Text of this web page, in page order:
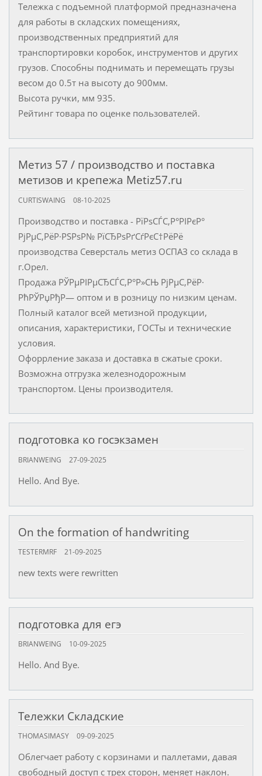
Тележка с подъемной платформой предназначена
для работы в складских помещениях,
производственных предприятий для
транспортировки коробок, инструментов и других
грузов. Способны поднимать и перемещать грузы
весом до 0.5т на высоту до 900мм.
Высота ручки, мм 935.
Рейтинг товара по оценке пользователей.
Метиз 57 / производство и поставка
метизов и крепежа Metiz57.ru
CURTISWAING 08-10-2025
Производство и поставка - РїРѕСЃС‚Р°РІРєР°
РјРµС‚РёР·РЅРѕР№ РїСЂРѕРґСѓРєС†РёРё
производства Северсталь метиз ОСПАЗ со склада в
г.Орел.
Продажа РЎРµРІРµСЂСЃС‚Р°Р»СЊ РјРµС‚РёР·
РћРЎРџРђР— оптом и в розницу по низким ценам.
Полный каталог всей метизной продукции,
описания, характеристики, ГОСТы и технические
условия.
Офоррление заказа и доставка в сжатые сроки.
Возможна отгрузка железнодорожным
транспортом. Цены производителя.
подготовка ко госэкзамен
BRIANWEING 27-09-2025
Hello. And Bye.
On the formation of handwriting
TESTERMRF 21-09-2025
new texts were rewritten
подготовка для егэ
BRIANWEING 10-09-2025
Hello. And Bye.
Тележки Складские
THOMASIMASY 09-09-2025
Облегчает работу с корзинами и паллетами, давая
свободный доступ с трех сторон, меняет наклон.